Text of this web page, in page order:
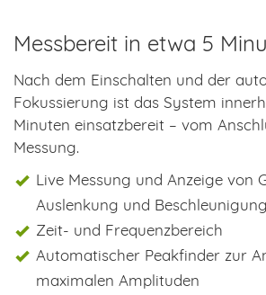
Messbereit in etwa 5
Nach dem Einschalten und der
Fokussierung ist das System
Minuten einsatzbereit – vom
Messung.
Live Messung und Anzeige von
Auslenkung und Beschleunigung
Zeit- und Frequenzbereich
Automatischer Peakfinder zur
maximalen Amplituden